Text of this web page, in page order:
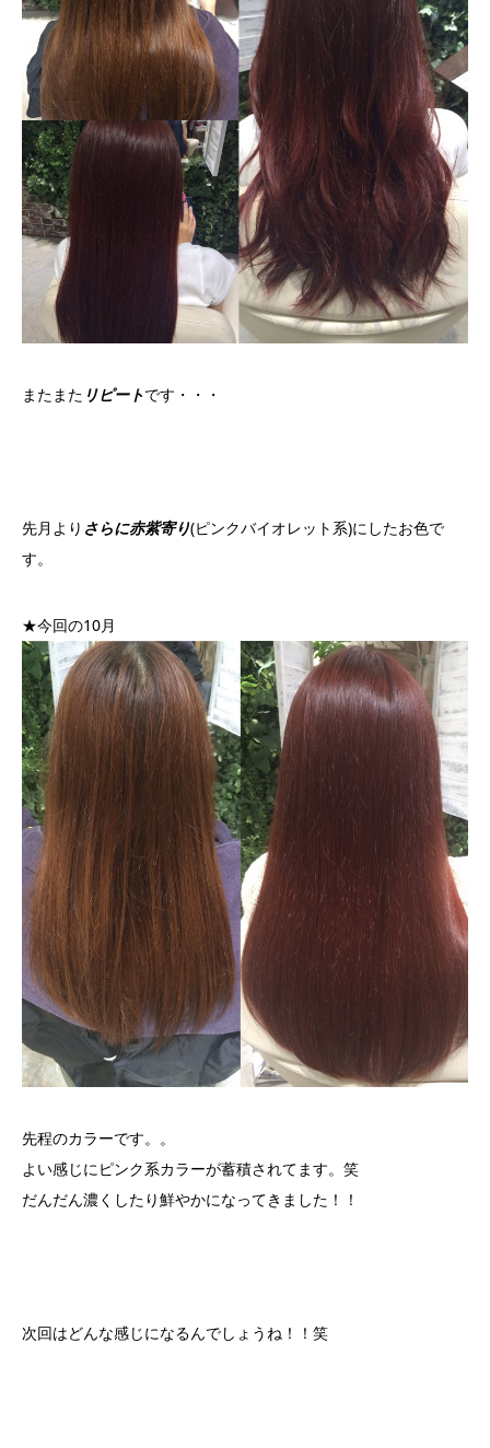
またまた リピートです・・・
先月より さらに赤紫寄り(ピンクバイオレット系)にしたお色で
す。
★今回の10月
先程のカラーです。。
よい感じにピンク系カラーが蓄積されてます。笑
だんだん濃くしたり鮮やかになってきました！！
次回はどんな感じになるんでしょうね！！笑